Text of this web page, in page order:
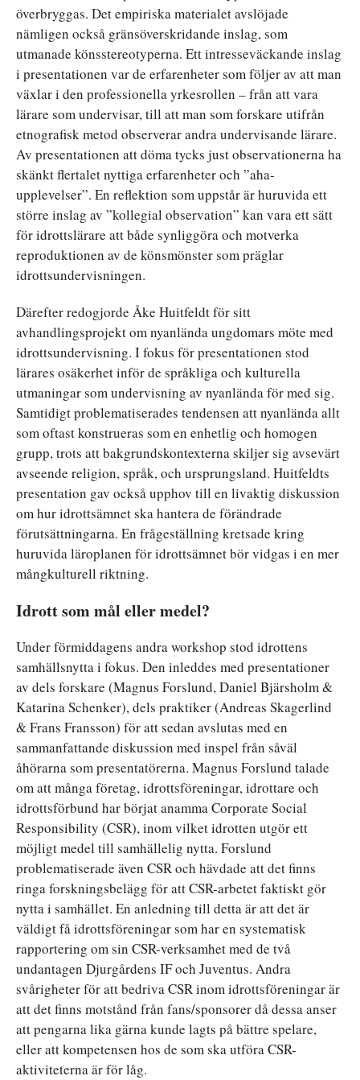
överbryggas. Det empiriska materialet avslöjade
nämligen också gränsöverskridande inslag, som
utmanade könsstereotyperna. Ett intresseväckande inslag
i presentationen var de erfarenheter som följer av att man
växlar i den professionella yrkesrollen – från att vara
lärare som undervisar, till att man som forskare utifrån
etnografisk metod observerar andra undervisande lärare.
Av presentationen att döma tycks just observationerna ha
skänkt flertalet nyttiga erfarenheter och ”aha-
upplevelser”. En reflektion som uppstår är huruvida ett
större inslag av ”kollegial observation” kan vara ett sätt
för idrottslärare att både synliggöra och motverka
reproduktionen av de könsmönster som präglar
idrottsundervisningen.
Därefter redogjorde Åke Huitfeldt för sitt
avhandlingsprojekt om nyanlända ungdomars möte med
idrottsundervisning. I fokus för presentationen stod
lärares osäkerhet inför de språkliga och kulturella
utmaningar som undervisning av nyanlända för med sig.
Samtidigt problematiserades tendensen att nyanlända allt
som oftast konstrueras som en enhetlig och homogen
grupp, trots att bakgrundskontexterna skiljer sig avsevärt
avseende religion, språk, och ursprungsland. Huitfeldts
presentation gav också upphov till en livaktig diskussion
om hur idrottsämnet ska hantera de förändrade
förutsättningarna. En frågeställning kretsade kring
huruvida läroplanen för idrottsämnet bör vidgas i en mer
mångkulturell riktning.
Idrott som mål eller medel?
Under förmiddagens andra workshop stod idrottens
samhällsnytta i fokus. Den inleddes med presentationer
av dels forskare (Magnus Forslund, Daniel Bjärsholm &
Katarina Schenker), dels praktiker (Andreas Skagerlind
& Frans Fransson) för att sedan avslutas med en
sammanfattande diskussion med inspel från såväl
åhörarna som presentatörerna. Magnus Forslund talade
om att många företag, idrottsföreningar, idrottare och
idrottsförbund har börjat anamma Corporate Social
Responsibility (CSR), inom vilket idrotten utgör ett
möjligt medel till samhällelig nytta. Forslund
problematiserade även CSR och hävdade att det finns
ringa forskningsbelägg för att CSR-arbetet faktiskt gör
nytta i samhället. En anledning till detta är att det är
väldigt få idrottsföreningar som har en systematisk
rapportering om sin CSR-verksamhet med de två
undantagen Djurgårdens IF och Juventus. Andra
svårigheter för att bedriva CSR inom idrottsföreningar är
att det finns motstånd från fans/sponsorer då dessa anser
att pengarna lika gärna kunde lagts på bättre spelare,
eller att kompetensen hos de som ska utföra CSR-
aktiviteterna är för låg.